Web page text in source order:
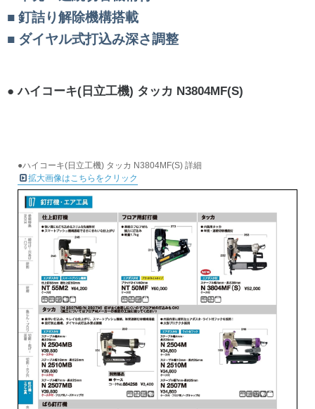
釘詰り解除機構搭載
ダイヤル式打込み深さ調整
ハイコーキ(日立工機) タッカ N3804MF(S)
●ハイコーキ(日立工機) タッカ N3804MF(S) 詳細
拡大画像はこちらをクリック